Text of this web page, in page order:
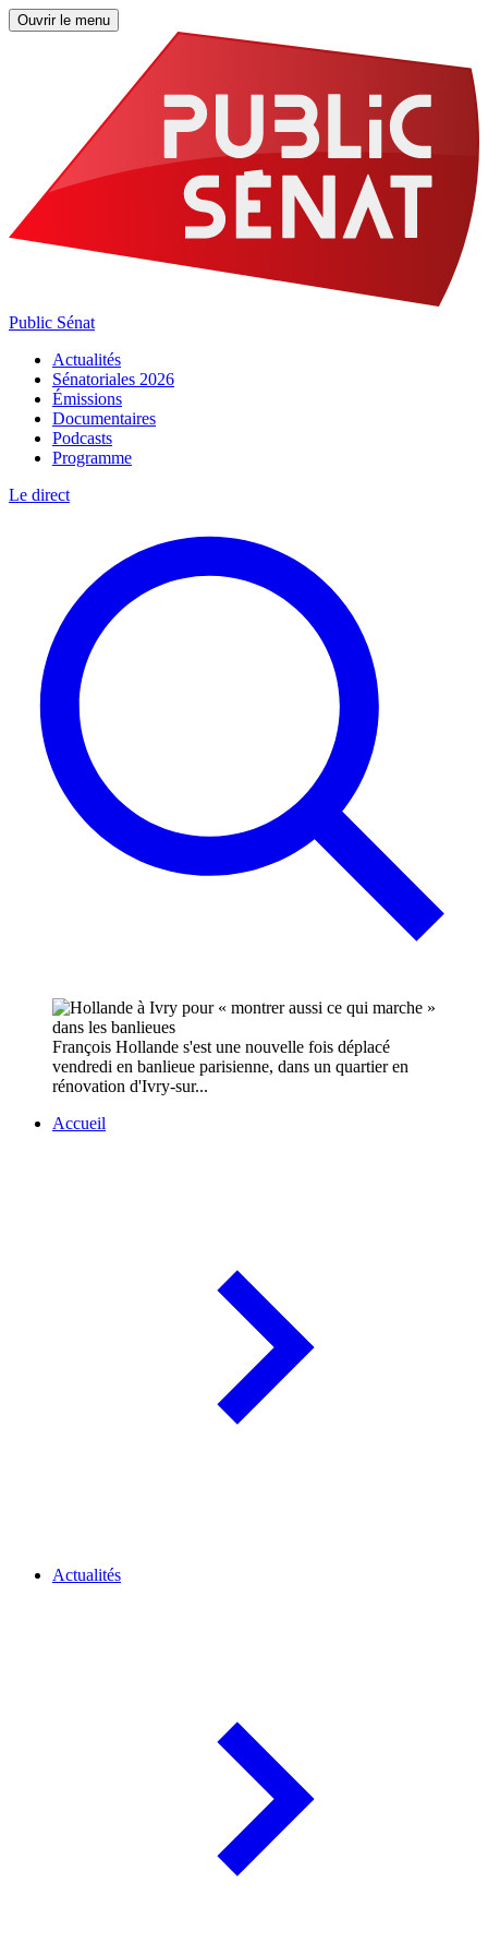
Ouvrir le menu
Public Sénat
Actualités
Sénatoriales 2026
Émissions
Documentaires
Podcasts
Programme
Le direct
François Hollande s'est une nouvelle fois déplacé
vendredi en banlieue parisienne, dans un quartier en
rénovation d'Ivry-sur...
Accueil
Actualités